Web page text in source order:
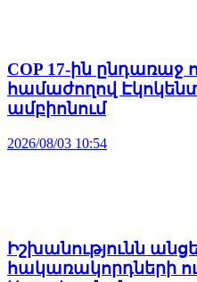
COP 17-ին ընդառաջ
համաժողով
ամբիոնում
2026/08/03 10:54
Իշխանությունն
հակառակորդների